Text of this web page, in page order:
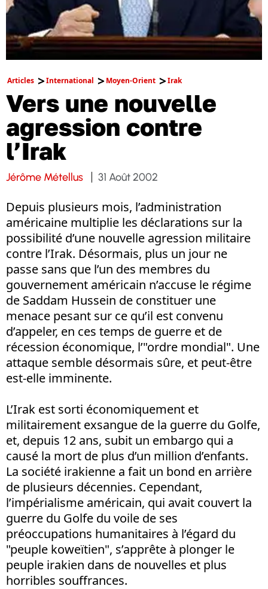
Articles International Moyen-Orient Irak
Vers une nouvelle
agression contre
l’Irak
Jérôme Métellus 31 Août 2002
Depuis plusieurs mois, l’administration
américaine multiplie les déclarations sur la
possibilité d’une nouvelle agression militaire
contre l’Irak. Désormais, plus un jour ne
passe sans que l’un des membres du
gouvernement américain n’accuse le régime
de Saddam Hussein de constituer une
menace pesant sur ce qu’il est convenu
d’appeler, en ces temps de guerre et de
récession économique, l’"ordre mondial". Une
attaque semble désormais sûre, et peut-être
est-elle imminente.
L’Irak est sorti économiquement et
militairement exsangue de la guerre du Golfe,
et, depuis 12 ans, subit un embargo qui a
causé la mort de plus d’un million d’enfants.
La société irakienne a fait un bond en arrière
de plusieurs décennies. Cependant,
l’impérialisme américain, qui avait couvert la
guerre du Golfe du voile de ses
préoccupations humanitaires à l’égard du
"peuple koweïtien", s’apprête à plonger le
peuple irakien dans de nouvelles et plus
horribles souffrances.